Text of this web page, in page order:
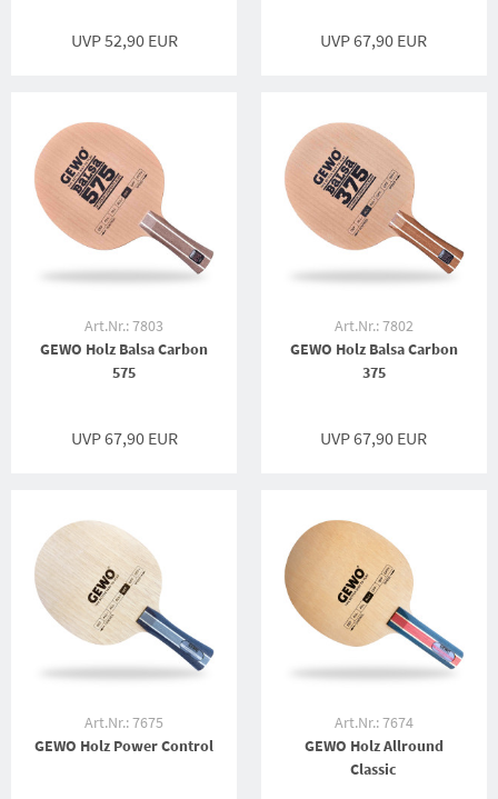
UVP 52,90 EUR UVP 67,90 EUR
Art.Nr.: 7803
GEWO Holz Balsa Carbon
575
UVP 67,90 EUR
Art.Nr.: 7802
GEWO Holz Balsa Carbon
375
UVP 67,90 EUR
Art.Nr.: 7675
GEWO Holz Power Control
Art.Nr.: 7674
GEWO Holz Allround
Classic